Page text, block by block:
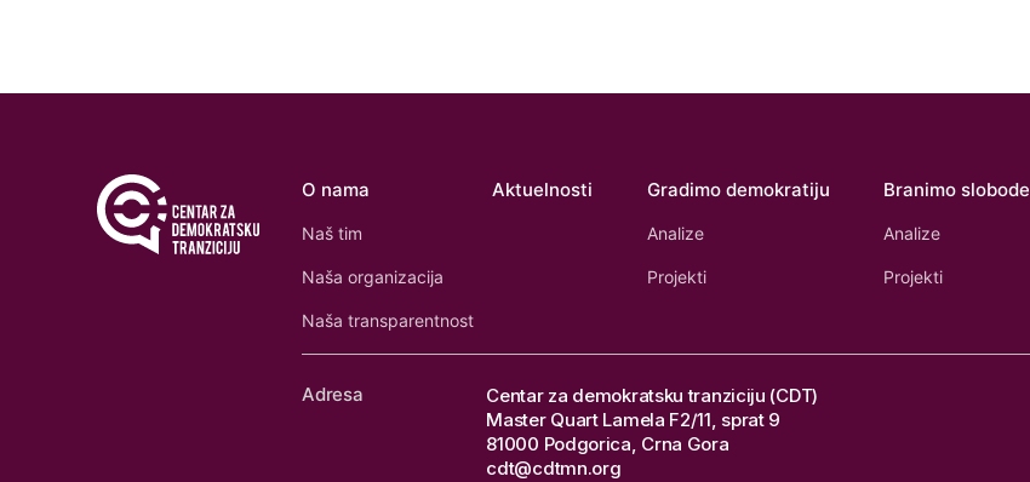
O nama
Naš tim
Naša organizacija
Naša transparentnost
Aktuelnosti Gradimo demokratiju
Analize
Projekti
Branimo slobode
Analize
Projekti
Adresa
Centar za demokratsku tranziciju (CDT)
Master Quart Lamela F2/11, sprat 9
81000 Podgorica, Crna Gora
cdt@cdtmn.org